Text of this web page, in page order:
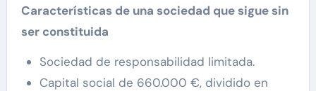
Características de una sociedad que sigue sin
ser constituida
Sociedad de responsabilidad limitada.
Capital social de 660.000 €, dividido en